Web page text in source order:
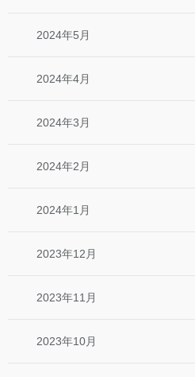
2024年5月
2024年4月
2024年3月
2024年2月
2024年1月
2023年12月
2023年11月
2023年10月